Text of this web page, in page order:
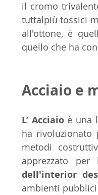
il cromo
tuttalpiù tossici
all'ottone, è
quello che ha
Acciaio e
L’ Acciaio è una
ha rivoluzionato
metodi
apprezzato
dell'interior
ambienti